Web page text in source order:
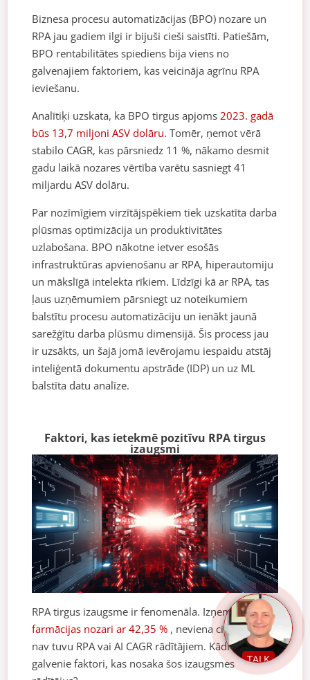
Biznesa procesu automatizācijas (BPO) nozare un
RPA jau gadiem ilgi ir bijuši cieši saistīti. Patiešām,
BPO rentabilitātes spiediens bija viens no
galvenajiem faktoriem, kas veicināja agrīnu RPA
ieviešanu.
Analītiķi uzskata, ka BPO tirgus apjoms 2023. gadā
būs 13,7 miljoni ASV dolāru. Tomēr, ņemot vērā
stabilo CAGR, kas pārsniedz 11 %, nākamo desmit
gadu laikā nozares vērtība varētu sasniegt 41
miljardu ASV dolāru.
Par nozīmīgiem virzītājspēkiem tiek uzskatīta darba
plūsmas optimizācija un produktivitātes
uzlabošana. BPO nākotne ietver esošās
infrastruktūras apvienošanu ar RPA, hiperautomiju
un mākslīgā intelekta rīkiem. Līdzīgi kā ar RPA, tas
ļaus uzņēmumiem pārsniegt uz noteikumiem
balstītu procesu automatizāciju un ienākt jaunā
sarežģītu darba plūsmu dimensijā. Šis process jau
ir uzsākts, un šajā jomā ievērojamu iespaidu atstāj
inteliģentā dokumentu apstrāde (IDP) un uz ML
balstīta datu analīze.
Faktori, kas ietekmē pozitīvu RPA tirgus
izaugsmi
RPA tirgus izaugsme ir fenomenāla. Izņemot
farmācijas nozari ar 42,35 % , neviena cita nozare
nav tuvu RPA vai AI CAGR rādītājiem. Kādi ir
galvenie faktori, kas nosaka šos izaugsmes
TALK